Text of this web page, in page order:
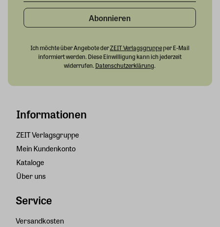
Informationen
ZEIT Verlagsgruppe
Mein Kundenkonto
Kataloge
Über uns
Service
Versandkosten
Abonnieren
Ich möchte über Angebote derZEIT Verlagsgruppeper E-Mail
informiert werden. Diese Einwilligung kann ich jederzeit
widerrufen. Datenschutzerklärung.